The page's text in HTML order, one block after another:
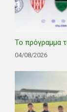
Το πρόγραμμα
04/08/2026